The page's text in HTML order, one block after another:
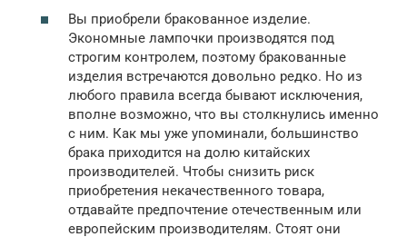
Вы приобрели бракованное изделие.
Экономные лампочки производятся под
строгим контролем, поэтому бракованные
изделия встречаются довольно редко. Но из
любого правила всегда бывают исключения,
вполне возможно, что вы столкнулись именно
с ним. Как мы уже упоминали, большинство
брака приходится на долю китайских
производителей. Чтобы снизить риск
приобретения некачественного товара,
отдавайте предпочтение отечественным или
европейским производителям. Стоят они